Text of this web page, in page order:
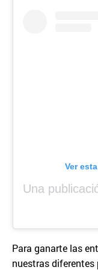
Ver
Para ganarte las
nuestras diferentes